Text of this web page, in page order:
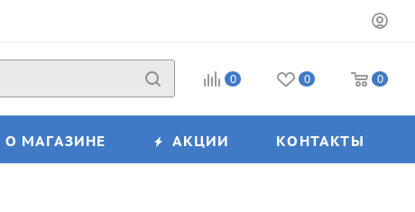
0 0 0
О МАГАЗИНЕ АКЦИИ КОНТАКТЫ